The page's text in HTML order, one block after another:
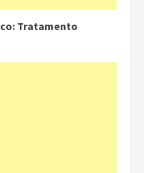
Tratamento